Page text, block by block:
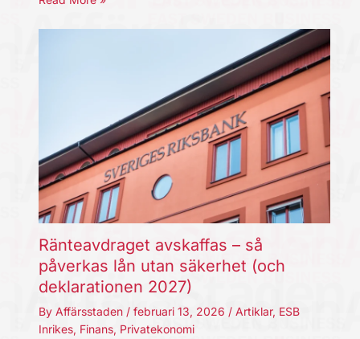
Ränteavdraget avskaffas – så
påverkas lån utan säkerhet (och
deklarationen 2027)
By Affärsstaden / februari 13, 2026 / Artiklar, ESB
Inrikes, Finans, Privatekonomi